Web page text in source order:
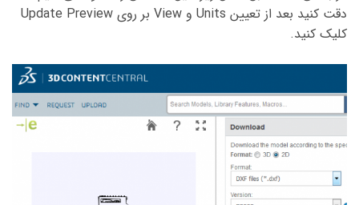
دقت کنید بعد از تعیین Units و View بر روی Update Preview
کلیک کنید.